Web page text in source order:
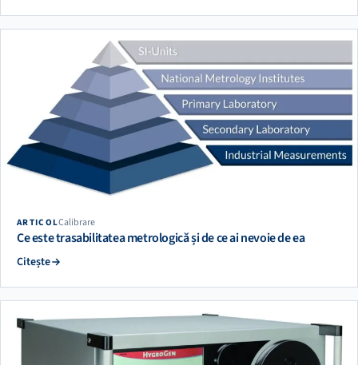
ARTICOLCalibrare
Ce este trasabilitatea metrologică și de ce ai nevoie de ea
Citește